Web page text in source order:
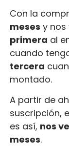
Con la
meses y nos
primera al
cuando
tercera
montado.
A partir de
suscripción,
es así, nos
meses.